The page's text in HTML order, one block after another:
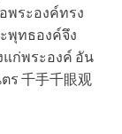
พระองค์ทรง
พุทธองค์จึง
ก่พระองค์ อัน
ร 千手千眼观